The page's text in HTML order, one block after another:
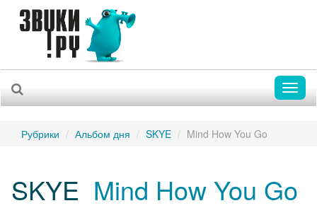
Рубрики Альбом дня SKYE Mind How You Go
SKYE Mind How You Go